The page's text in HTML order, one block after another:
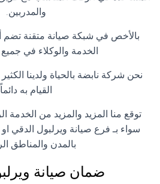
والمدربين.
الخدمة والوكلاء في
نحن شركة نابضة بالحياة ولدينا
القيام به دائماً
توقع منا المزيد والمزيد من الخدمة
سواء بـ فرع صيانة ويرلبول الدقي
بالمدن والمناطق
ضمان صيانة